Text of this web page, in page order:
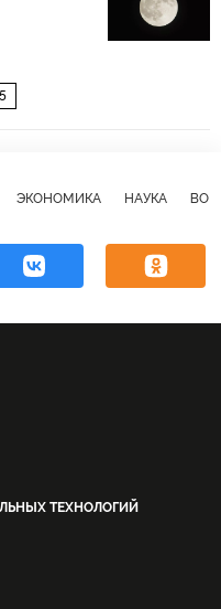
ЭКОНОМИКА НАУКА
ТЕХНОЛОГИЙ